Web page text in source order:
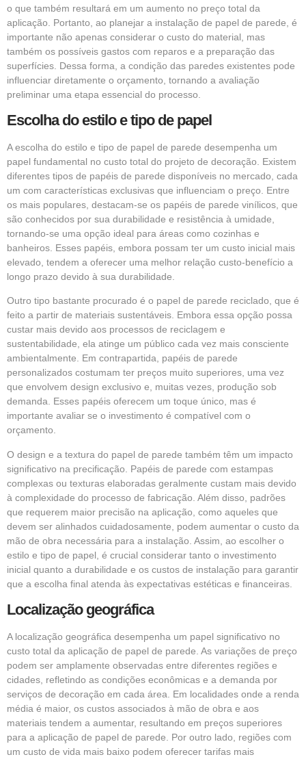
o que também resultará em um aumento no preço total da
aplicação. Portanto, ao planejar a instalação de papel de parede, é
importante não apenas considerar o custo do material, mas
também os possíveis gastos com reparos e a preparação das
superfícies. Dessa forma, a condição das paredes existentes pode
influenciar diretamente o orçamento, tornando a avaliação
preliminar uma etapa essencial do processo.
Escolha do estilo e tipo de papel
A escolha do estilo e tipo de papel de parede desempenha um
papel fundamental no custo total do projeto de decoração. Existem
diferentes tipos de papéis de parede disponíveis no mercado, cada
um com características exclusivas que influenciam o preço. Entre
os mais populares, destacam-se os papéis de parede vinílicos, que
são conhecidos por sua durabilidade e resistência à umidade,
tornando-se uma opção ideal para áreas como cozinhas e
banheiros. Esses papéis, embora possam ter um custo inicial mais
elevado, tendem a oferecer uma melhor relação custo-benefício a
longo prazo devido à sua durabilidade.
Outro tipo bastante procurado é o papel de parede reciclado, que é
feito a partir de materiais sustentáveis. Embora essa opção possa
custar mais devido aos processos de reciclagem e
sustentabilidade, ela atinge um público cada vez mais consciente
ambientalmente. Em contrapartida, papéis de parede
personalizados costumam ter preços muito superiores, uma vez
que envolvem design exclusivo e, muitas vezes, produção sob
demanda. Esses papéis oferecem um toque único, mas é
importante avaliar se o investimento é compatível com o
orçamento.
O design e a textura do papel de parede também têm um impacto
significativo na precificação. Papéis de parede com estampas
complexas ou texturas elaboradas geralmente custam mais devido
à complexidade do processo de fabricação. Além disso, padrões
que requerem maior precisão na aplicação, como aqueles que
devem ser alinhados cuidadosamente, podem aumentar o custo da
mão de obra necessária para a instalação. Assim, ao escolher o
estilo e tipo de papel, é crucial considerar tanto o investimento
inicial quanto a durabilidade e os custos de instalação para garantir
que a escolha final atenda às expectativas estéticas e financeiras.
Localização geográfica
A localização geográfica desempenha um papel significativo no
custo total da aplicação de papel de parede. As variações de preço
podem ser amplamente observadas entre diferentes regiões e
cidades, refletindo as condições econômicas e a demanda por
serviços de decoração em cada área. Em localidades onde a renda
média é maior, os custos associados à mão de obra e aos
materiais tendem a aumentar, resultando em preços superiores
para a aplicação de papel de parede. Por outro lado, regiões com
um custo de vida mais baixo podem oferecer tarifas mais